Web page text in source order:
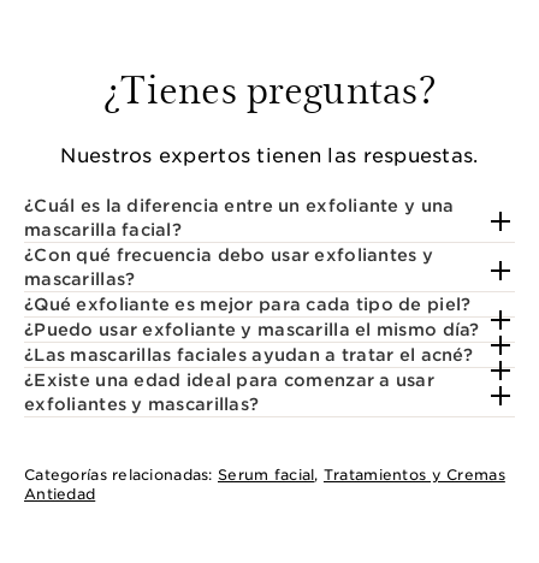
¿Tienes preguntas?
Nuestros expertos tienen las respuestas.
¿Cuál es la diferencia entre un exfoliante y una
mascarilla facial?
¿Con qué frecuencia debo usar exfoliantes y
mascarillas?
¿Qué exfoliante es mejor para cada tipo de piel?
¿Puedo usar exfoliante y mascarilla el mismo día?
¿Las mascarillas faciales ayudan a tratar el acné?
¿Existe una edad ideal para comenzar a usar
exfoliantes y mascarillas?
Categorías relacionadas: Serum facial, Tratamientos y Cremas
Antiedad